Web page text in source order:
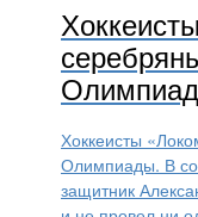
Хоккеисты
Олимпиады. В
защитник